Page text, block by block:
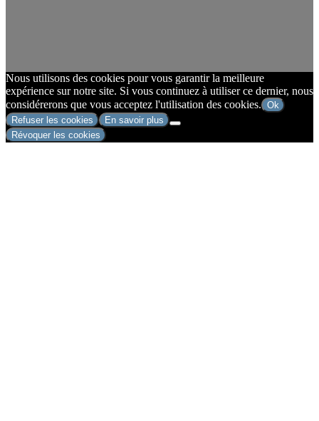
Nous utilisons des cookies pour vous garantir la meilleure
expérience sur notre site. Si vous continuez à utiliser ce dernier, nous
considérerons que vous acceptez l'utilisation des cookies. Ok
Refuser les cookies
En savoir plus
Révoquer les cookies